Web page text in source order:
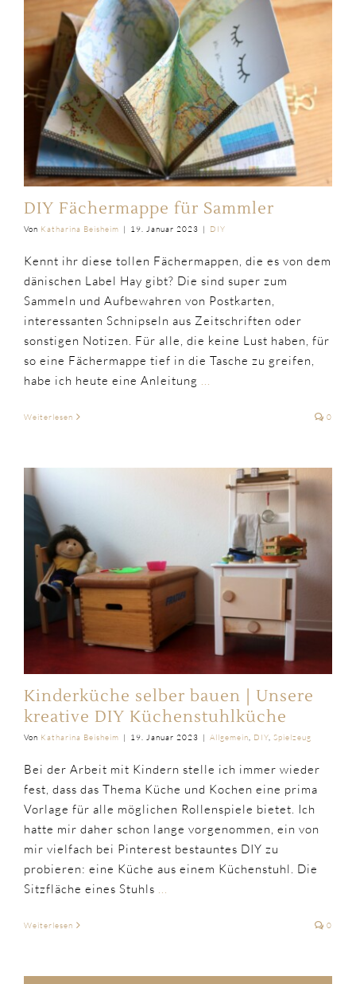
DIY Fächermappe für Sammler
Von Katharina Beisheim | 19. Januar 2023 | DIY
Kennt ihr diese tollen Fächermappen, die es von dem
dänischen Label Hay gibt? Die sind super zum
Sammeln und Aufbewahren von Postkarten,
interessanten Schnipseln aus Zeitschriften oder
sonstigen Notizen. Für alle, die keine Lust haben, für
so eine Fächermappe tief in die Tasche zu greifen,
habe ich heute eine Anleitung ...
Weiterlesen 0
Kinderküche selber bauen | Unsere
kreative DIY Küchenstuhlküche
Von Katharina Beisheim | 19. Januar 2023 | Allgemein, DIY, Spielzeug
Bei der Arbeit mit Kindern stelle ich immer wieder
fest, dass das Thema Küche und Kochen eine prima
Vorlage für alle möglichen Rollenspiele bietet. Ich
hatte mir daher schon lange vorgenommen, ein von
mir vielfach bei Pinterest bestauntes DIY zu
probieren: eine Küche aus einem Küchenstuhl. Die
Sitzfläche eines Stuhls ...
Weiterlesen 0